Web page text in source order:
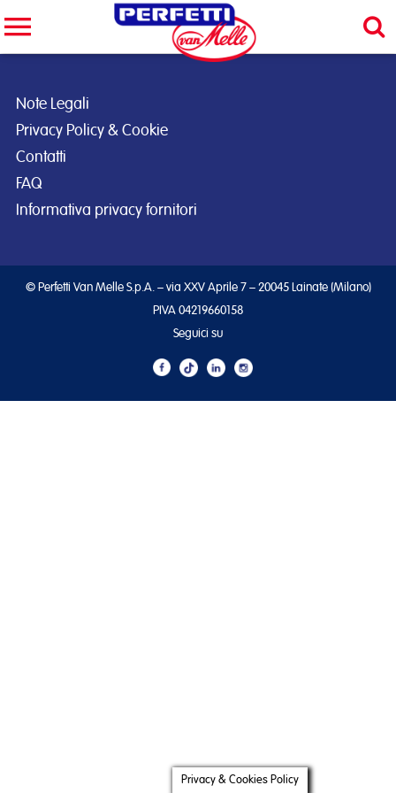
Note Legali
Privacy Policy & Cookie
Contatti
FAQ
Informativa privacy fornitori
© Perfetti Van Melle S.p.A. – via XXV Aprile 7 – 20045 Lainate (Milano)
PIVA 04219660158
Seguici su
Privacy & Cookies Policy